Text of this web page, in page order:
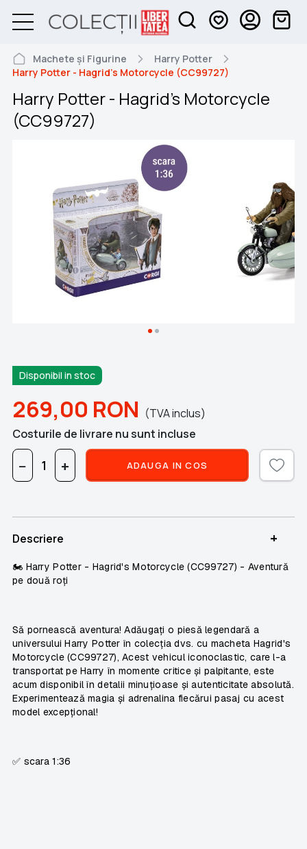
Machete și Figurine
Harry Potter
Harry Potter - Hagrid's Motorcycle (CC99727)
Harry Potter - Hagrid's Motorcycle
(CC99727)
Disponibil in stoc
269,00 RON (TVA inclus)
Costurile de livrare nu sunt incluse
− + ADAUGA IN COS
Descriere +
🏍️ Harry Potter - Hagrid's Motorcycle (CC99727) - Aventură
pe două roți
Să pornească aventura! Adăugați o piesă legendară a
universului Harry Potter în colecția dvs. cu macheta Hagrid's
Motorcycle (CC99727), Acest vehicul iconoclastic, care l-a
transportat pe Harry în momente critice și palpitante, este
acum disponibil în detalii minuțioase și autenticitate absolută.
Experimentează magia și adrenalina fiecărui pasaj cu acest
model excepțional!
✅ scara 1:36